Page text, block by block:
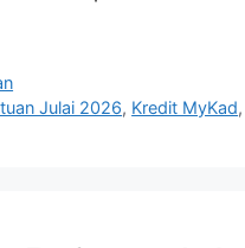
Julai 2026, Kredit MyKad,